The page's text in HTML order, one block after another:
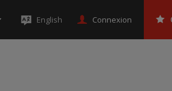
English Connexion